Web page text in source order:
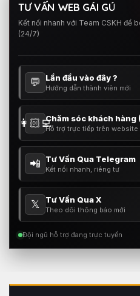
TƯ VẤN WEB GÁI GÚ
Kết nối nhanh với Team CSKH để
(24/7)
💬 Lần đầu vào đây ?
Hướng dẫn thành viên mới
👩🏻‍💻Chăm sóc khách hàng
Hỗ trợ trực tiếp trên website
📲 Tư Vấn Qua Telegram
Kết nối nhanh, riêng tư
𝕏 Tư Vấn Qua X
Theo dõi thông báo mới
Đội ngũ hỗ trợ đang trực tuyến